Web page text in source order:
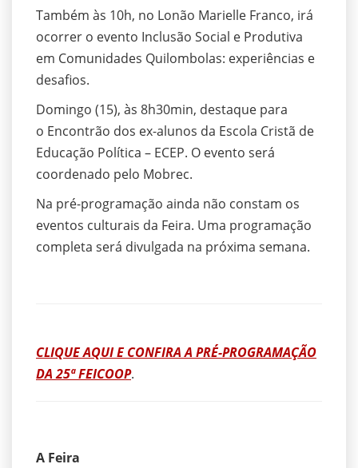
Também às 10h, no Lonão Marielle Franco, irá
ocorrer o evento Inclusão Social e Produtiva
em Comunidades Quilombolas: experiências e
desafios.
Domingo (15), às 8h30min, destaque para
o Encontrão dos ex-alunos da Escola Cristã de
Educação Política – ECEP. O evento será
coordenado pelo Mobrec.
Na pré-programação ainda não constam os
eventos culturais da Feira. Uma programação
completa será divulgada na próxima semana.
CLIQUE AQUI E CONFIRA A PRÉ-PROGRAMAÇÃO
DA 25ª FEICOOP.
A Feira